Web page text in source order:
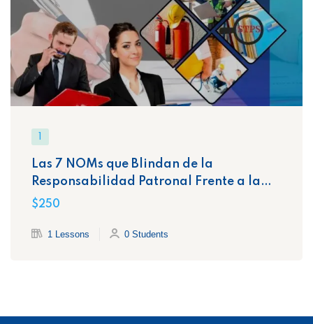
Las 7 NOMs que Blindan de la
Responsabilidad Patronal Frente a la
STPS
$250
1 Lessons 0 Students